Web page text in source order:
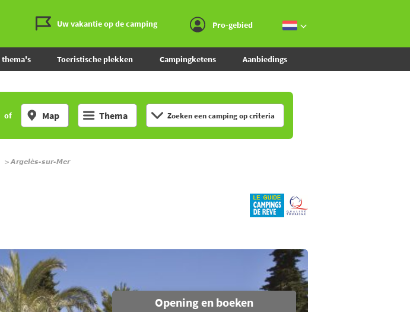
Uw vakantie op de camping Pro-gebied
thema's Toeristische plekken Campingketens Aanbiedings
of Map Thema Zoeken een camping op criteria
Argelès-sur-Mer
Opening en boeken